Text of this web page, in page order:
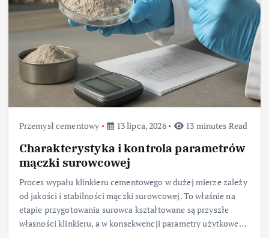
Przemysł cementowy 13 lipca, 2026 13 minutes Read
Charakterystyka i kontrola parametrów
mączki surowcowej
Proces wypału klinkieru cementowego w dużej mierze zależy
od jakości i stabilności mączki surowcowej. To właśnie na
etapie przygotowania surowca kształtowane są przyszłe
własności klinkieru, a w konsekwencji parametry użytkowe…